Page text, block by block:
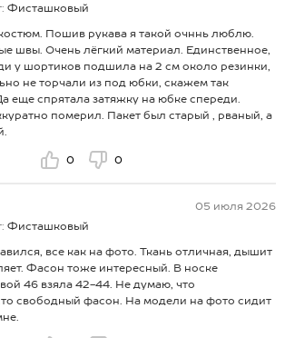
Фисташковый
Пошив рукава я такой очннь люблю.
швы. Очень лёгкий материал. Единственное,
у шортиков подшила на 2 см около резинки,
не торчали из под юбки, скажем так
еще спрятала затяжку на юбке спереди.
померил. Пакет был старый , рваный, а
0 0
05 июля 2026
Фисташковый
все как на фото. Ткань отличная, дышит
Фасон тоже интересный. В носке
46 взяла 42-44. Не думаю, что
свободный фасон. На модели на фото сидит